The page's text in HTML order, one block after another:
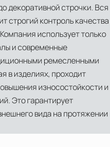
декоративной строчки. Вся
строгий контроль качества
использует только
и современные
ремесленными
в изделиях, проходит
износостойкости и
Это гарантирует
вида на протяжении